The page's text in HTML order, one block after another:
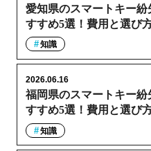
愛知県のスマートキー
すすめ5選！費用と選び
知識
福岡県のスマートキー
すすめ5選！費用と選び
2026.06.16
知識